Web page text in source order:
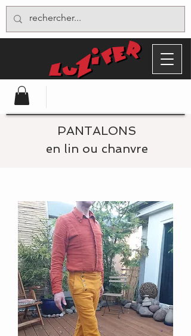
PANTALONS
en lin ou chanvre